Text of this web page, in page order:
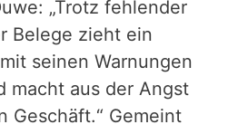
„Trotz fehlender
Belege zieht ein
seinen Warnungen
macht aus der Angst
Geschäft.“ Gemeint